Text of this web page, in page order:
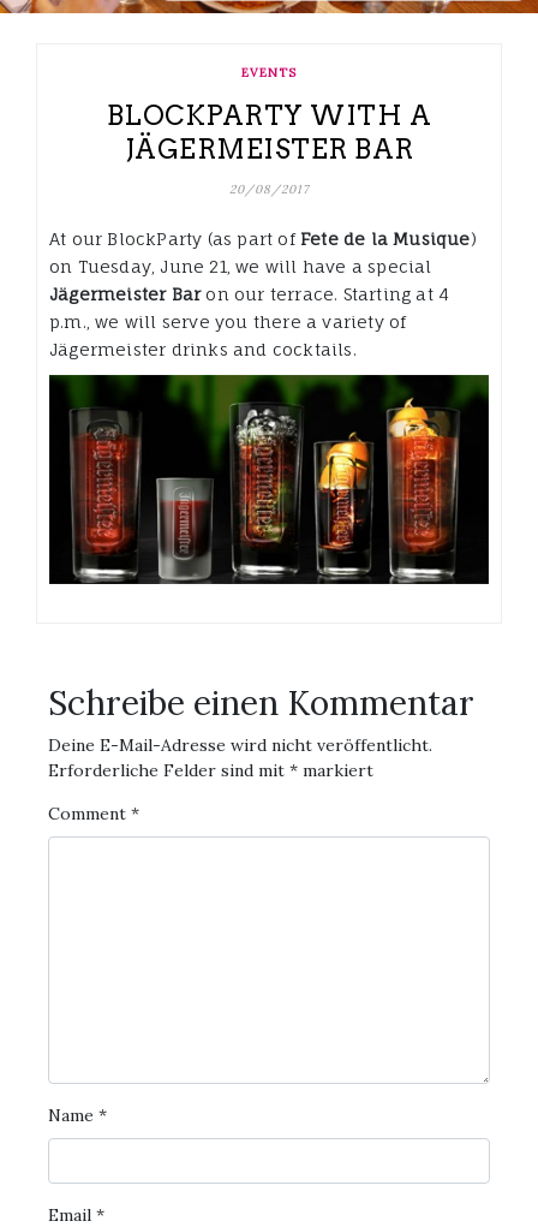
EVENTS
BLOCKPARTY WITH A
JÄGERMEISTER BAR
20/08/2017
At our BlockParty (as part of Fete de la Musique)
on Tuesday, June 21, we will have a special
Jägermeister Bar on our terrace. Starting at 4
p.m., we will serve you there a variety of
Jägermeister drinks and cocktails.
Schreibe einen Kommentar
Deine E-Mail-Adresse wird nicht veröffentlicht.
Erforderliche Felder sind mit * markiert
Comment *
Name *
Email *